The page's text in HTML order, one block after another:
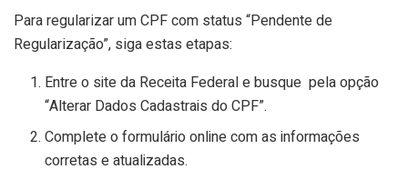
Para regularizar um CPF com status “Pendente de
Regularização”, siga estas etapas:
Entre o site da Receita Federal e busque pela opção
“Alterar Dados Cadastrais do CPF”.
Complete o formulário online com as informações
corretas e atualizadas.